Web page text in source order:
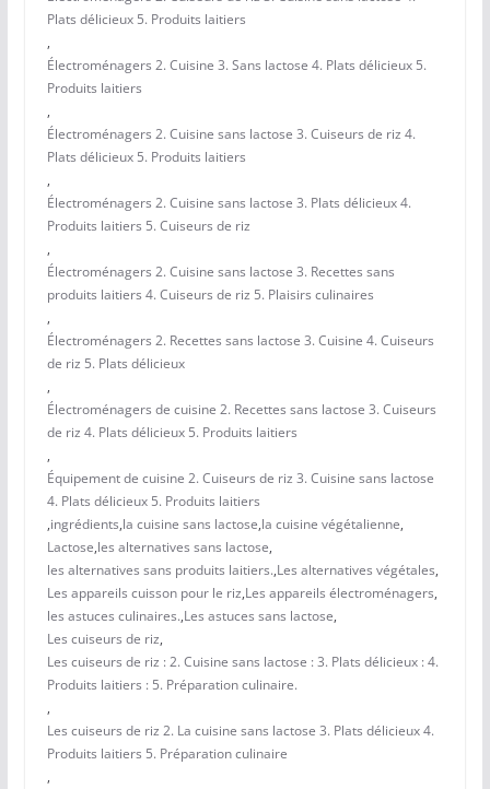
Plats délicieux 5. Produits laitiers
,
Électroménagers 2. Cuisine 3. Sans lactose 4. Plats délicieux 5.
Produits laitiers
,
Électroménagers 2. Cuisine sans lactose 3. Cuiseurs de riz 4.
Plats délicieux 5. Produits laitiers
,
Électroménagers 2. Cuisine sans lactose 3. Plats délicieux 4.
Produits laitiers 5. Cuiseurs de riz
,
Électroménagers 2. Cuisine sans lactose 3. Recettes sans
produits laitiers 4. Cuiseurs de riz 5. Plaisirs culinaires
,
Électroménagers 2. Recettes sans lactose 3. Cuisine 4. Cuiseurs
de riz 5. Plats délicieux
,
Électroménagers de cuisine 2. Recettes sans lactose 3. Cuiseurs
de riz 4. Plats délicieux 5. Produits laitiers
,
Équipement de cuisine 2. Cuiseurs de riz 3. Cuisine sans lactose
4. Plats délicieux 5. Produits laitiers
,ingrédients,la cuisine sans lactose,la cuisine végétalienne,
Lactose,les alternatives sans lactose,
les alternatives sans produits laitiers.,Les alternatives végétales,
Les appareils cuisson pour le riz,Les appareils électroménagers,
les astuces culinaires.,Les astuces sans lactose,
Les cuiseurs de riz,
Les cuiseurs de riz : 2. Cuisine sans lactose : 3. Plats délicieux : 4.
Produits laitiers : 5. Préparation culinaire.
,
Les cuiseurs de riz 2. La cuisine sans lactose 3. Plats délicieux 4.
Produits laitiers 5. Préparation culinaire
,